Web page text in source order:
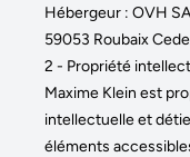
Hébergeur : OVH
59053 Roubaix
2 - Propriété
Maxime Klein est
intellectuelle et
éléments